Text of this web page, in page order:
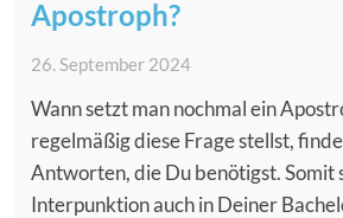
Apostroph?
26. September 2024
Wann setzt man nochmal ein
regelmäßig diese Frage stellst,
Antworten, die Du benötigst. Somit
Interpunktion auch in Deiner